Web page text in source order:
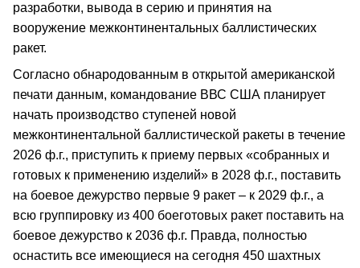
разработки, вывода в серию и принятия на
вооружение межконтинентальных баллистических
ракет.
Согласно обнародованным в открытой американской
печати данным, командование ВВС США планирует
начать производство ступеней новой
межконтинентальной баллистической ракеты в течение
2026 ф.г., приступить к приему первых «собранных и
готовых к применению изделий» в 2028 ф.г., поставить
на боевое дежурство первые 9 ракет – к 2029 ф.г., а
всю группировку из 400 боеготовых ракет поставить на
боевое дежурство к 2036 ф.г. Правда, полностью
оснастить все имеющиеся на сегодня 450 шахтных